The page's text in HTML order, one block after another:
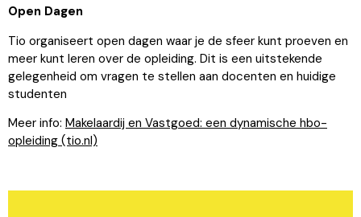
Open Dagen
Tio organiseert open dagen waar je de sfeer kunt proeven en
meer kunt leren over de opleiding. Dit is een uitstekende
gelegenheid om vragen te stellen aan docenten en huidige
studenten
Meer info: Makelaardij en Vastgoed: een dynamische hbo-
opleiding (tio.nl)